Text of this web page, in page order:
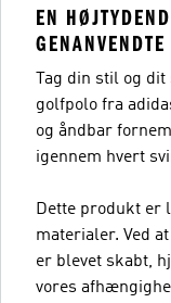
EN
Tag din stil og
golfpolo fra
og åndbar
igennem hvert
Dette produkt er
materialer. Ved
er blevet skabt,
vores